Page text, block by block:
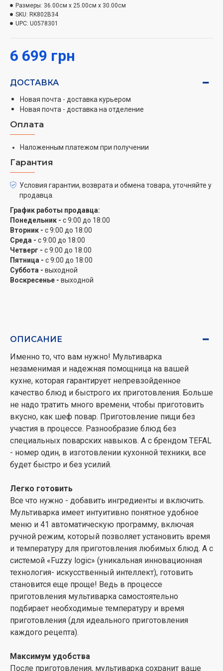
Легко готовить
меню и 41 автоматическую программу, включая
ручной режим, который позволяет установить время
и температуру для приготовления любимых блюд. А с
системой «Fuzzy logic» (уникальная инновационная
технология- искусственный интеллект), готовить
становится еще проще! Ведь в процессе
приготовления мультиварка самостоятельно
подбирает необходимые температуру и время
приготовления (для идеального приготовления
каждого рецепта).
Максимум удобства
После приготовления, мультиварка сохранит ваше
блюдо в теплом состоянии еще на 24 часа. А с
функцией отложенный старт, ваш завтрак будет
готов, пока вы еще спите.
Идеальный результат
Круговая циркуляция горячего воздуха внутри чаши
позволяет добиться эффекта приготовления как в
приготовление блюд благодаря оптимальной
циркуляции тепла. Равномерный нагрев
обеспечивает однородность приготовления пищи.
Прочная и надежная
Запатентованная чаша сферической формы, с
толстыми 6 шаровыми стенками, обеспечит
равномерное распределение тепла, повышенной
теплопроводностью, имеет высокие
антикоррозионные свойства, устойчива к
механическим воздействиям. Емкость чаши 5 л,
человек.
Стильный дизайн
Благодаря компактным габаритам и стильному
дизайну, мультиварка легко впишется в любой
интерьер и завершит стиль кухни.
Аксессуары
Для удобства приготовления различных блюд, в
комплект входят также паровая корзина, лопатка,
ложка, мерный стакан. А в случае, когда хочется
побаловать себя чем-то необычным в комплект
также входит книга с 60 разнообразными рецептами.
6 699 грн
Размеры: 36.00см x 25.00см x 30.00см
SKU: RK802B34
UPC: U0578301
ДОСТАВКА
Новая почта - доставка курьером
Новая почта - доставка на отделение
Оплата
Наложенным платежом при получении
Гарантия
Условия гарантии, возврата и обмена товара, уточняйте у
продавца.
График работы продавца:
Понедельник - с 9:00 до 18:00
Вторник - с 9:00 до 18:00
Среда - с 9:00 до 18:00
Четверг - с 9:00 до 18:00
Пятница - с 9:00 до 18:00
Суббота - выходной
Воскресенье - выходной
ОПИСАНИЕ
Именно то, что вам нужно! Мультиварка
незаменимая и надежная помощница на вашей
кухне, которая гарантирует непревзойденное
качество блюд и быстрого их приготовления. Больше
не надо тратить много времени, чтобы приготовить
вкусно, как шеф повар. Приготовление пищи без
участия в процессе. Разнообразие блюд без
специальных поварских навыков. А с брендом TEFAL
- номер один, в изготовлении кухонной техники, все
будет быстро и без усилий.
Легко готовить
Все что нужно - добавить ингредиенты и включить.
Мультиварка имеет интуитивно понятное удобное
меню и 41 автоматическую программу, включая
ручной режим, который позволяет установить время
и температуру для приготовления любимых блюд. А с
системой «Fuzzy logic» (уникальная инновационная
технология- искусственный интеллект), готовить
становится еще проще! Ведь в процессе
приготовления мультиварка самостоятельно
подбирает необходимые температуру и время
приготовления (для идеального приготовления
каждого рецепта).
Максимум удобства
После приготовления, мультиварка сохранит ваше